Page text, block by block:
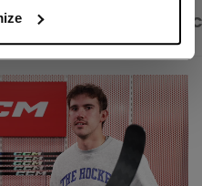
DESCRIPTION